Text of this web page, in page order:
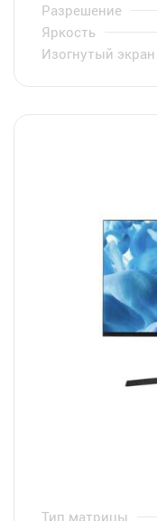
Разрешение
Яркость
Изогнутый экран
Тип матрицы